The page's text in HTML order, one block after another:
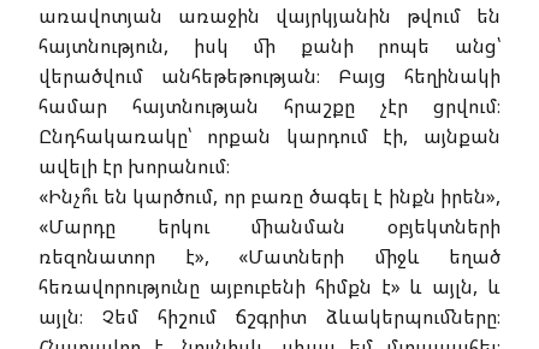
առավոտյան առաջին վայրկյանին թվում են
հայտնություն, իսկ մի քանի րոպե անց՝
վերածվում անհեթեթության։ Բայց հեղինակի
համար հայտնության հրաշքը չէր ցրվում։
Ընդհակառակը՝ որքան կարդում էի, այնքան
ավելի էր խորանում։
«Ինչո՞ւ են կարծում, որ բառը ծագել է ինքն իրեն»,
«Մարդը երկու միանման օբյեկտների
ռեզոնատոր է», «Մատների միջև եղած
հեռավորությունը այբուբենի հիմքն է» և այլն, և
այլն։ Չեմ հիշում ճշգրիտ ձևակերպումները։